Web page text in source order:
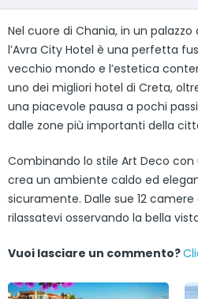
Nel cuore di Chania, in un palazzo
l’Avra City Hotel è una perfetta
vecchio mondo e l’estetica
uno dei migliori hotel di Creta,
una piacevole pausa a pochi
dalle zone più importanti della
Combinando lo stile Art Deco
crea un ambiente caldo ed
sicuramente. Dalle sue 12
rilassatevi osservando la bella
Vuoi lasciare un commento?